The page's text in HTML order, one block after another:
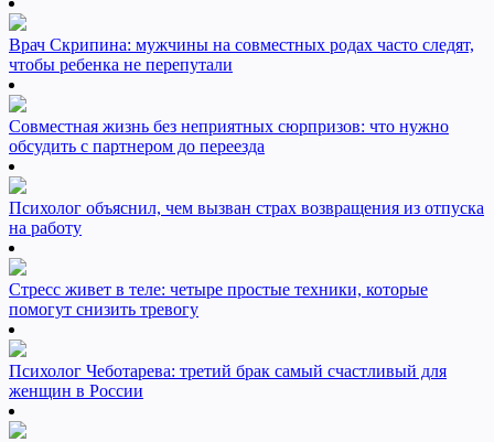
Врач Скрипина: мужчины на совместных родах часто следят,
чтобы ребенка не перепутали
Совместная жизнь без неприятных сюрпризов: что нужно
обсудить с партнером до переезда
Психолог объяснил, чем вызван страх возвращения из отпуска
на работу
Стресс живет в теле: четыре простые техники, которые
помогут снизить тревогу
Психолог Чеботарева: третий брак самый счастливый для
женщин в России